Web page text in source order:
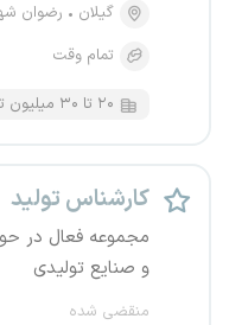
گیلان
رضوان
تمام وقت
۲۰ تا ۳۰ میلیون تومان
کارشناس تولید
مجموعه فعال در
و صنایع تولیدی
منقضی شده